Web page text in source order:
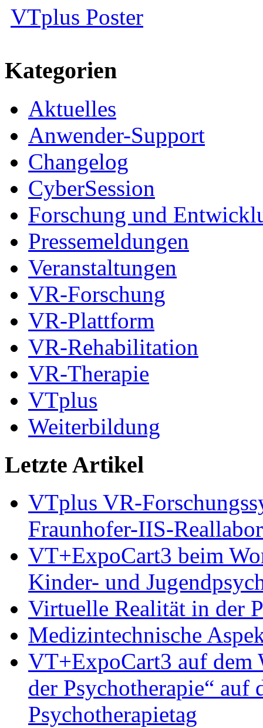
VTplus Poster
Kategorien
Aktuelles
Anwender-Support
Changelog
CyberSession
Forschung und
Pressemeldungen
Veranstaltungen
VR-Forschung
VR-Plattform
VR-Rehabilitation
VR-Therapie
VTplus
Weiterbildung
Letzte Artikel
VTplus VR-
Fraunhofer-IIS-
VT+ExpoCart3 beim
Kinder- und
Virtuelle Realität in der
Medizintechnische
VT+ExpoCart3 auf dem
der Psychotherapie“ auf
Psychotherapietag